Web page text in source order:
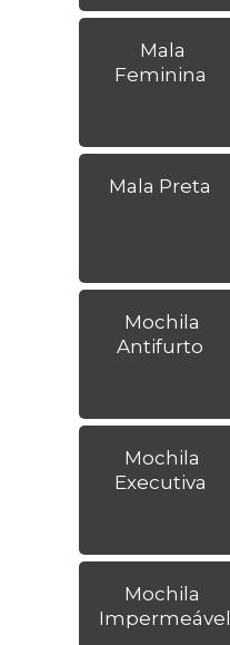
Mala
Feminina
Mala Preta
Mochila
Antifurto
Mochila
Executiva
Mochila
Impermeável